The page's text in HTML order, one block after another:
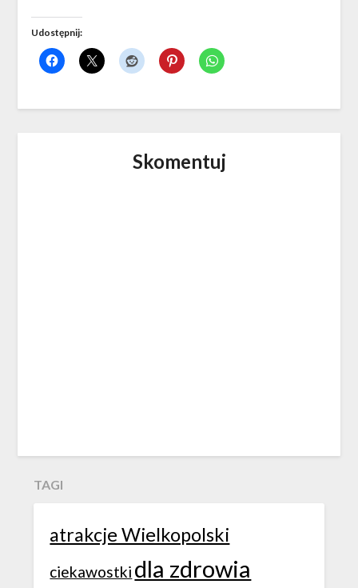
Udostępnij:
Skomentuj
TAGI
atrakcje Wielkopolski
ciekawostki dla zdrowia